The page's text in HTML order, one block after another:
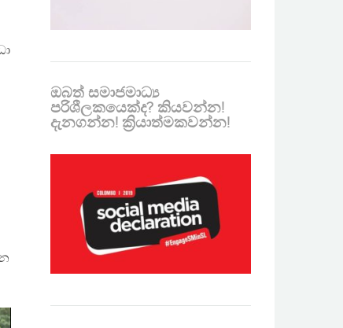
ඔබත් සමාජමාධ්‍ය
පරිශීලකයෙක්ද? කියවන්න!
දැනගන්න! ක්‍රියාත්මකවන්න!